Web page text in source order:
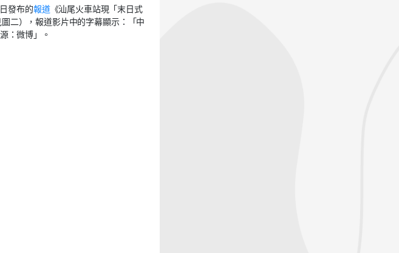
發布的報道《汕尾火車站現「末日式
二），報道影片中的字幕顯示：「中
：微博」。